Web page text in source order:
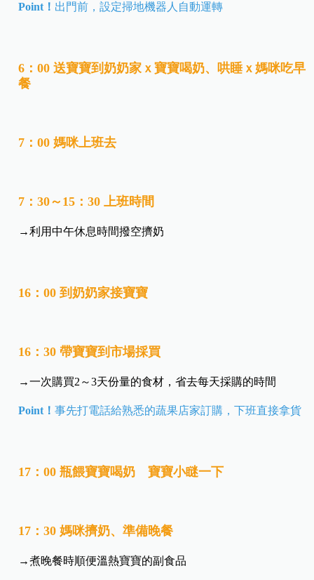
Point！ 出門前，設定掃地機器人自動運轉
6：00 送寶寶到奶奶家ｘ寶寶喝奶、哄睡ｘ媽咪吃早
餐
7：00 媽咪上班去
7：30～15：30 上班時間
→利用中午休息時間撥空擠奶
16：00 到奶奶家接寶寶
16：30 帶寶寶到市場採買
→一次購買2～3天份量的食材，省去每天採購的時間
Point！事先打電話給熟悉的蔬果店家訂購，下班直接拿貨
17：00 瓶餵寶寶喝奶 寶寶小瞇一下
17：30 媽咪擠奶、準備晚餐
→煮晚餐時順便溫熱寶寶的副食品